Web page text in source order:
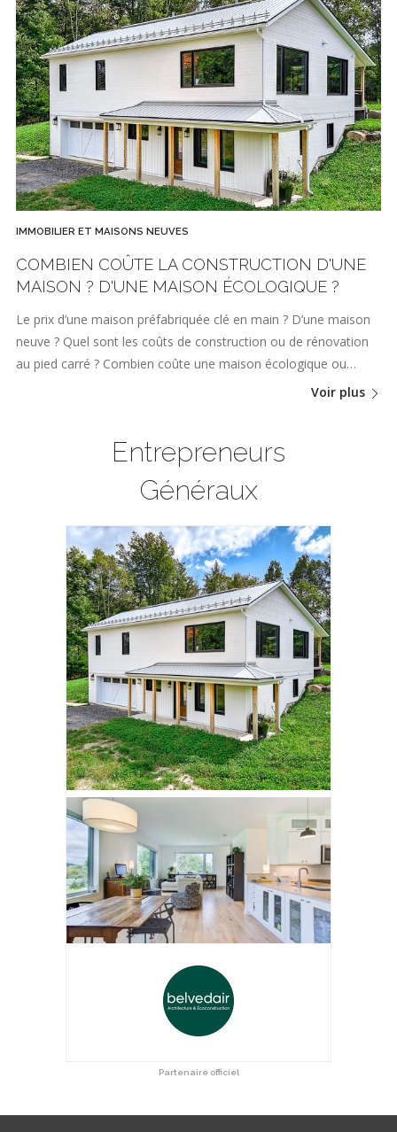
IMMOBILIER ET MAISONS NEUVES
COMBIEN COÛTE LA CONSTRUCTION D'UNE
MAISON ? D'UNE MAISON ÉCOLOGIQUE ?
Le prix d’une maison préfabriquée clé en main ? D’une maison
neuve ? Quel sont les coûts de construction ou de rénovation
au pied carré ? Combien coûte une maison écologique ou…
Voir plus
Entrepreneurs
Généraux
Partenaire officiel